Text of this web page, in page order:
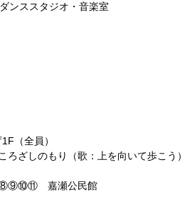
ンススタジオ・音楽室
1F（全員）
ろざしのもり（歌：上を向いて歩こう）
嘉瀬公民館